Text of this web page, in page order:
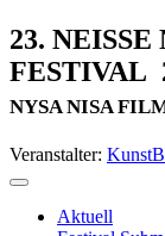
23.
FESTIVAL
NYSA NISA
Veranstalter:
Aktuell